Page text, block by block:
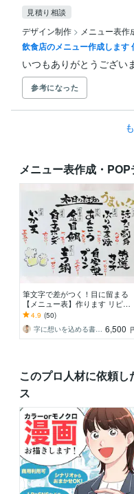
見積り相談
デザイン制作 > メニュー表作
飲食店のメニュー作成します
いつもありがとうござい
参考になった
メニュー表作成・
筆文字で差がつく！目に留まる
【メニュー表】作ります リピー
ト率高！スピード・安心感重視の
方におすすめ
4.9 (50)
字に想いを込める書道家 瑞季 6,500
このプロ人材に依頼
ス